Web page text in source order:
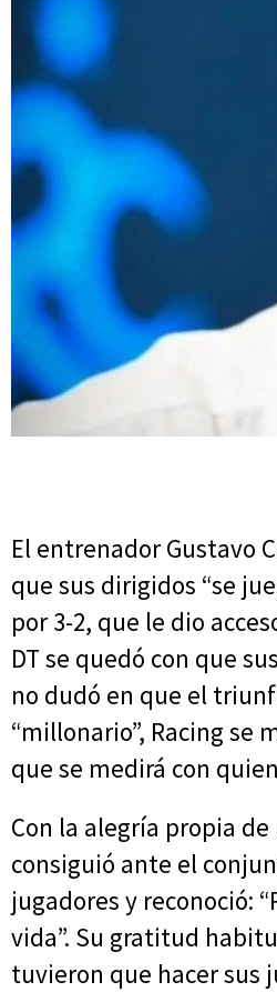
El entrenador Gustavo
que sus dirigidos “se
por 3-2, que le dio
DT se quedó con que
no dudó en que el
“millonario”, Racing se
que se medirá con
Con la alegría propia
consiguió ante el
jugadores y reconoció:
vida”. Su gratitud
tuvieron que hacer sus